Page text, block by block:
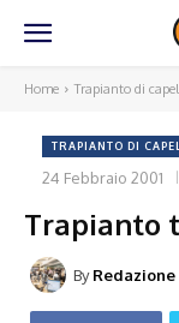
Home Trapianto di
TRAPIANTO DI
24 Febbraio 2001
Trapianto
By